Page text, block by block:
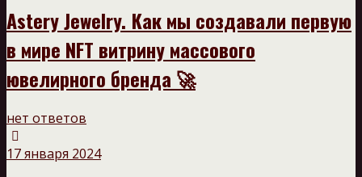
Astery Jewelry. Как мы создавали первую
в мире NFT витрину массового
ювелирного бренда 🚀
нет ответов
17 января 2024